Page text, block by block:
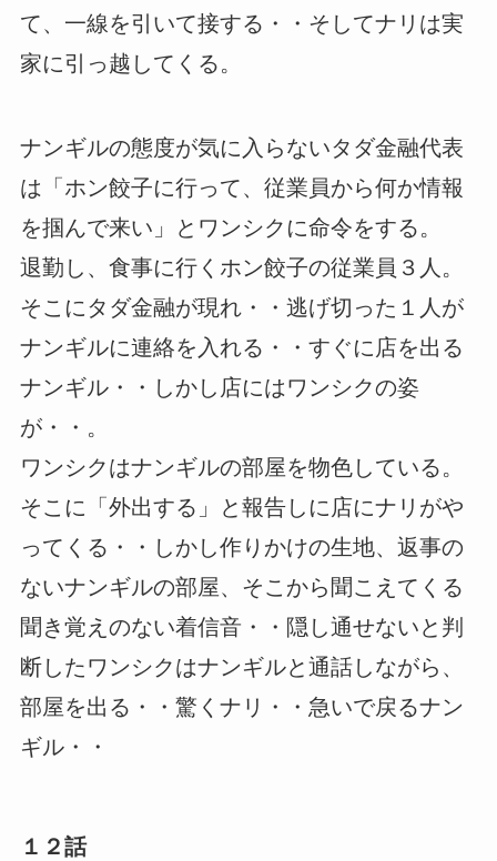
て、一線を引いて接する・・そしてナリは実
家に引っ越してくる。
ナンギルの態度が気に入らないタダ金融代表
は「ホン餃子に行って、従業員から何か情報
を掴んで来い」とワンシクに命令をする。
退勤し、食事に行くホン餃子の従業員３人。
そこにタダ金融が現れ・・逃げ切った１人が
ナンギルに連絡を入れる・・すぐに店を出る
ナンギル・・しかし店にはワンシクの姿
が・・。
ワンシクはナンギルの部屋を物色している。
そこに「外出する」と報告しに店にナリがや
ってくる・・しかし作りかけの生地、返事の
ないナンギルの部屋、そこから聞こえてくる
聞き覚えのない着信音・・隠し通せないと判
断したワンシクはナンギルと通話しながら、
部屋を出る・・驚くナリ・・急いで戻るナン
ギル・・
１２話